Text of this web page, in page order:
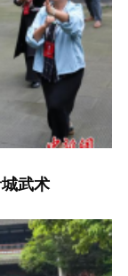
武术